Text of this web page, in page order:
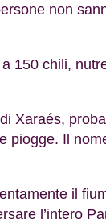
non
150 chili,
Xaraés,
piogge. Il
il
l’intero